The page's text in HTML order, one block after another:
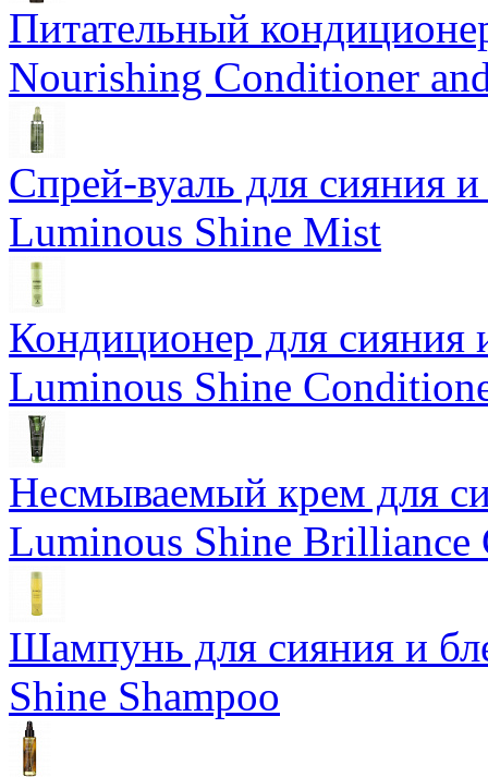
Питательный
Nourishing Conditioner
Спрей-вуаль для сияния
Luminous Shine Mist
Кондиционер для сияния
Luminous Shine
Несмываемый крем для
Luminous Shine Brilliance
Шампунь для сияния и
Shine Shampoo